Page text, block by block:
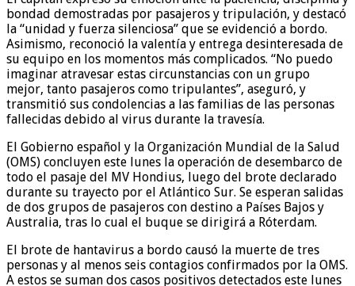
bondad demostradas por pasajeros y tripulación, y destacó
la “unidad y fuerza silenciosa” que se evidenció a bordo.
Asimismo, reconoció la valentía y entrega desinteresada de
su equipo en los momentos más complicados. “No puedo
imaginar atravesar estas circunstancias con un grupo
mejor, tanto pasajeros como tripulantes”, aseguró, y
transmitió sus condolencias a las familias de las personas
fallecidas debido al virus durante la travesía.
El Gobierno español y la Organización Mundial de la Salud
(OMS) concluyen este lunes la operación de desembarco de
todo el pasaje del MV Hondius, luego del brote declarado
durante su trayecto por el Atlántico Sur. Se esperan salidas
de dos grupos de pasajeros con destino a Países Bajos y
Australia, tras lo cual el buque se dirigirá a Róterdam.
El brote de hantavirus a bordo causó la muerte de tres
personas y al menos seis contagios confirmados por la OMS.
A estos se suman dos casos positivos detectados este lunes